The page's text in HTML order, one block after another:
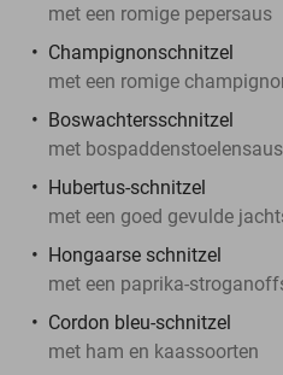
met een romige pepersaus
Champignonschnitzel
met een romige
Boswachtersschnitzel
met bospaddenstoelensaus
Hubertus-schnitzel
met een goed gevulde
Hongaarse schnitzel
met een paprika-
Cordon bleu-schnitzel
met ham en kaassoorten